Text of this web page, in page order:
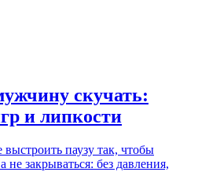
скучать:
и липкости
паузу так, чтобы
не закрываться: без давления,